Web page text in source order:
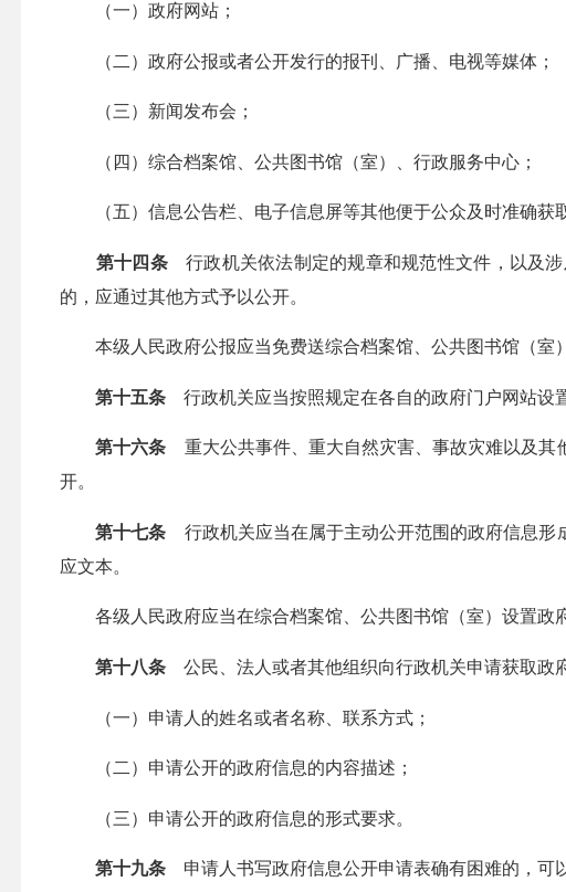
（一）政府网站；
（二）政府公报或者公开发行的报刊、广播、电视等媒体；
（三）新闻发布会；
（四）综合档案馆、公共图书馆（室）、行政服务中心；
（五）信息公告栏、电子信息屏等其他便于公众及时准确获
第十四条行政机关依法制定的规章和规范性文件，以及涉
的，应通过其他方式予以公开。
本级人民政府公报应当免费送综合档案馆、公共图书馆（室
第十五条 行政机关应当按照规定在各自的政府门户网站设
第十六条 重大公共事件、重大自然灾害、事故灾难以及其
开。
第十七条 行政机关应当在属于主动公开范围的政府信息形
应文本。
各级人民政府应当在综合档案馆、公共图书馆（室）设置政
第十八条 公民、法人或者其他组织向行政机关申请获取政
（一）申请人的姓名或者名称、联系方式；
（二）申请公开的政府信息的内容描述；
（三）申请公开的政府信息的形式要求。
第十九条 申请人书写政府信息公开申请表确有困难的，可